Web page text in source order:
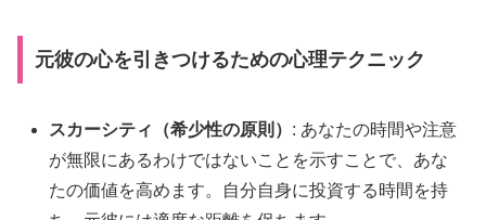
元彼の心を引きつけるための心理テクニック
スカーシティ（希少性の原則） : あなたの時間や注意
が無限にあるわけではないことを示すことで、あな
たの価値を高めます。自分自身に投資する時間を持